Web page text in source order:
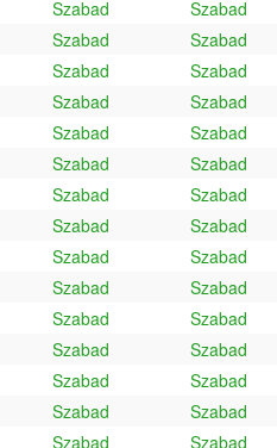
Szabad Szabad
Szabad Szabad
Szabad Szabad
Szabad Szabad
Szabad Szabad
Szabad Szabad
Szabad Szabad
Szabad Szabad
Szabad Szabad
Szabad Szabad
Szabad Szabad
Szabad Szabad
Szabad Szabad
Szabad Szabad
Szabad Szabad